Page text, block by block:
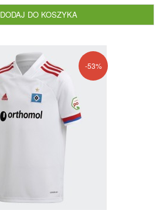
DODAJ DO KOSZYKA
-53%